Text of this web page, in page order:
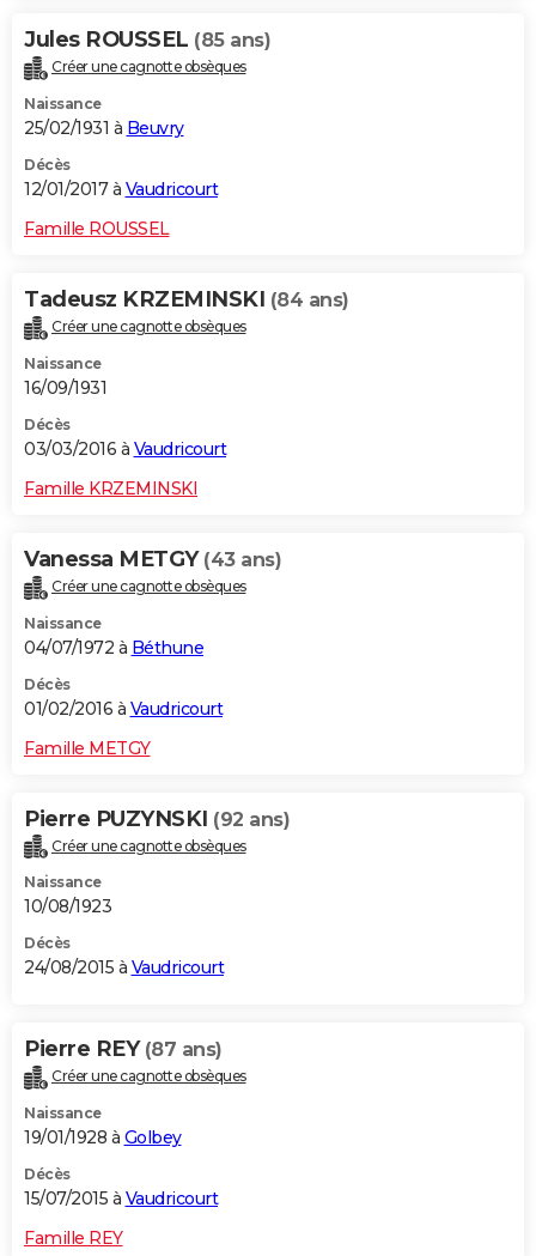
Jules ROUSSEL (85 ans)
Créer une cagnotte obsèques
Naissance
25/02/1931 à Beuvry
Décès
12/01/2017 à Vaudricourt
Famille ROUSSEL
Tadeusz KRZEMINSKI (84 ans)
Créer une cagnotte obsèques
Naissance
16/09/1931
Décès
03/03/2016 à Vaudricourt
Famille KRZEMINSKI
Vanessa METGY (43 ans)
Créer une cagnotte obsèques
Naissance
04/07/1972 à Béthune
Décès
01/02/2016 à Vaudricourt
Famille METGY
Pierre PUZYNSKI (92 ans)
Créer une cagnotte obsèques
Naissance
10/08/1923
Décès
24/08/2015 à Vaudricourt
Pierre REY (87 ans)
Créer une cagnotte obsèques
Naissance
19/01/1928 à Golbey
Décès
15/07/2015 à Vaudricourt
Famille REY